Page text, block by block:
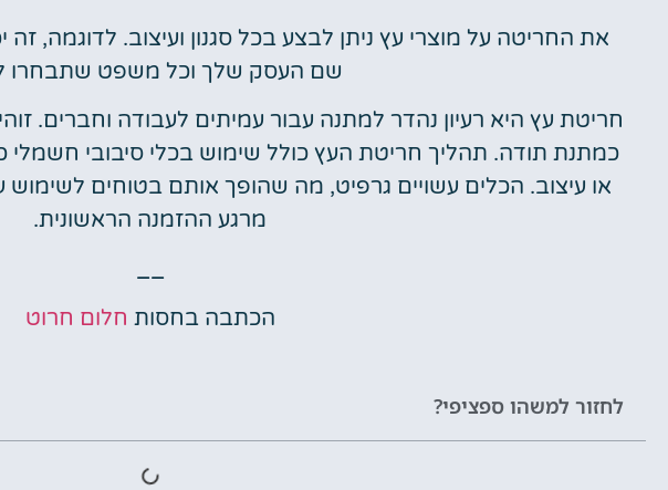
את החריטה על מוצרי עץ ניתן לבצע בכל סגנון ועיצוב. לדוגמה,
שם העסק שלך וכל משפט שתבחרו
חריטת עץ היא רעיון נהדר למתנה עבור עמיתים לעבודה וחברים.
כמתנת תודה. תהליך חריטת העץ כולל שימוש בכלי סיבובי חשמלי
או עיצוב. הכלים עשויים גרפיט, מה שהופך אותם בטוחים
מרגע ההזמנה הראשונית.
הכתבה בחסות חלום חרוט
לחזור למשהו ספציפי?